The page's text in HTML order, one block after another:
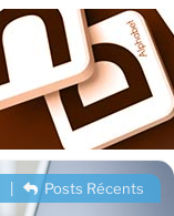
Posts Récents